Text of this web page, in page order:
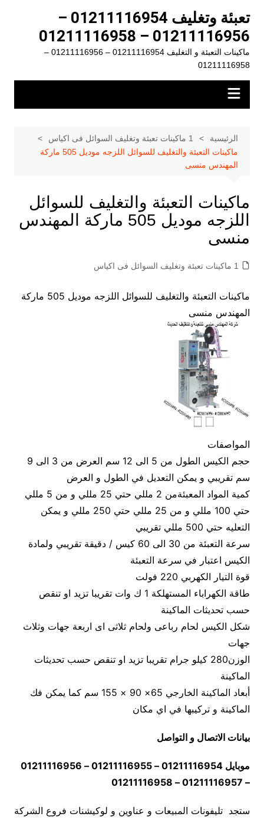
المحتوى
تعبئة وتغليف 01211116954 –
01211116956 – 01211116958
ماكينات التعبئة و التغليف 01211116954 – 01211116956 –
01211116958
الرئيسية
1 ماكينات تعبئة وتغليف السوائل فى اكياس
ماكينات التعبئة والتغليف للسوائل اللزجه موديل 505 ماركة
المهندس منسى
ماكينات التعبئة والتغليف للسوائل
اللزجه موديل 505 ماركة المهندس
منسى
1 ماكينات تعبئة وتغليف السوائل فى اكياس
ماكينات التعبئة والتغليف للسوائل اللزجه موديل 505 ماركة
المهندس منسى
المواصفات
حجم الكيس الطول من 5 الى 12 سم العرض من 3 الى 9
سم تقريبي و يمكن التعديل في الطول و العرض
كمية المواد المعبئةمن 2 مللي حتي 25 مللي و من 5 مللي
حتي 100 مللي و من 25 مللي حتي 250 مللي و يمكن
التعليه حتي 500 مللي تقريبي
سرعة التعبئة من 30 الى 60 كيس / دقيقة تقريبي ولمادة
الكيس اعتبار في سرعة التعبئة
قوة التيار الكهربي 220 فولت
طاقة الكهراباء المستهلكة 1 ك وات تقريبا تزيد او تنقص
حسب تحديثات الماكينة
شكل الكيس لحام رباعى ولحام ثلاثى اى اربعة جهات وثلاث
جهات
الوزن280 كيلو جرام تقريبا تزيد او تنقص حسب تحديثات
الماكينة
أبعاد الماكينة الخارجي 65× 90 × 155 سم كما يمكن فك
الماكينة و تركيبها في اي مكان
بيانات الاتصال و التواصل
موبايل 01211116954 – 01211116955 – 01211116956
– 01211116957 – 01211116958
ستجد تليفونات المبيعات و عناوين و لوكيشنات فروع الشركة